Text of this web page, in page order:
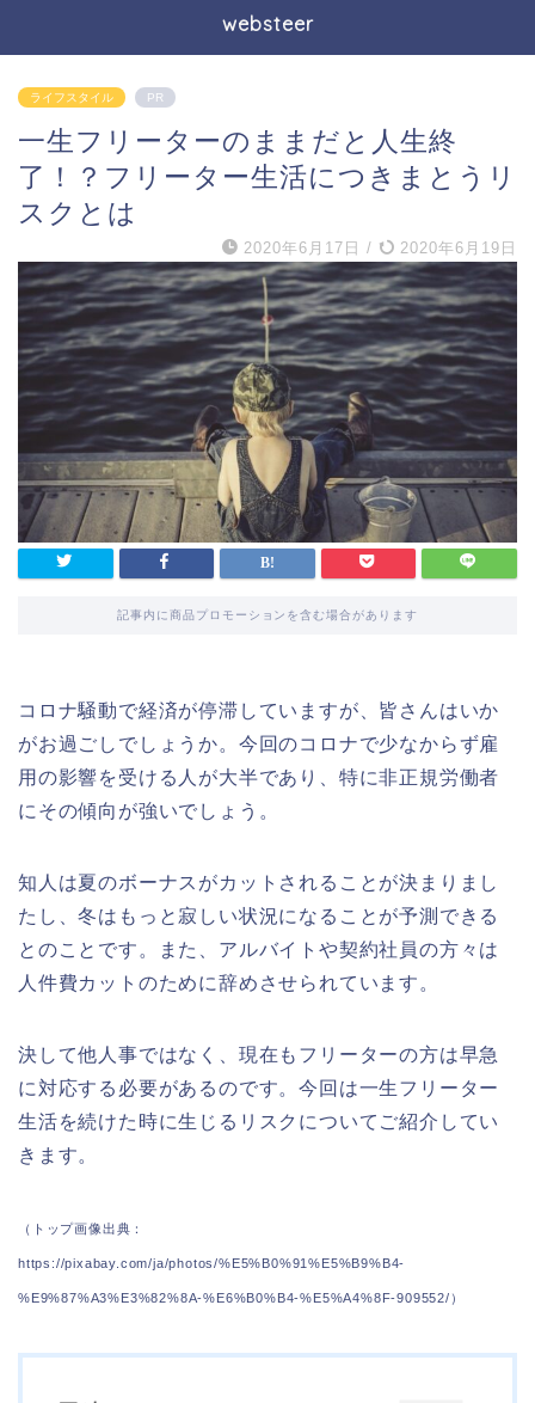
websteer
ライフスタイル PR
一生フリーターのままだと人生終
了！？フリーター生活につきまとうリ
スクとは
2020年6月17日 / 2020年6月19日
記事内に商品プロモーションを含む場合があります
コロナ騒動で経済が停滞していますが、皆さんはいか
がお過ごしでしょうか。今回のコロナで少なからず雇
用の影響を受ける人が大半であり、特に非正規労働者
にその傾向が強いでしょう。
知人は夏のボーナスがカットされることが決まりまし
たし、冬はもっと寂しい状況になることが予測できる
とのことです。また、アルバイトや契約社員の方々は
人件費カットのために辞めさせられています。
決して他人事ではなく、現在もフリーターの方は早急
に対応する必要があるのです。今回は一生フリーター
生活を続けた時に生じるリスクについてご紹介してい
きます。
（トップ画像出典：
https://pixabay.com/ja/photos/%E5%B0%91%E5%B9%B4-
%E9%87%A3%E3%82%8A-%E6%B0%B4-%E5%A4%8F-909552/）